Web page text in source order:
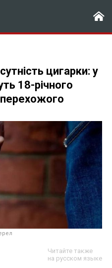
цигарки: у
18-річного
Читайте также
на русском языке